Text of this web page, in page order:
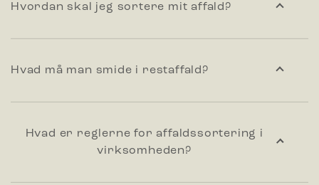
Hvordan skal jeg sortere mit affald?
Hvad må man smide i restaffald?
Hvad er reglerne for affaldssortering i
virksomheden?